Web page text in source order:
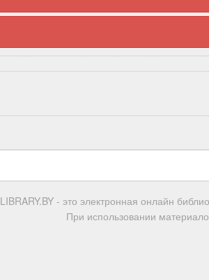
LIBRARY.BY - это электронная онлайн
При использовании